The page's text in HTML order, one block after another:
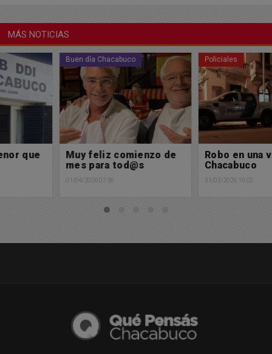
MÁS NOTICIAS
Buen día Chacabuco
Muy feliz comienzo de
mes para tod@s
Policiales
Robo en una vivienda de